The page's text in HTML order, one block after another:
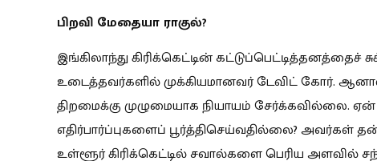
பிறவி மேதையா ராகுல்?
இங்கிலாந்து கிரிக்கெட்டின் கட்டுப்பெட்டித்தனத்தைச்
உடைத்தவர்களில் முக்கியமானவர் டேவிட் கோர்.
திறமைக்கு முழுமையாக நியாயம் சேர்க்கவில்லை.
எதிர்பார்ப்புகளைப் பூர்த்திசெய்வதில்லை? அவர்கள்
உள்ளூர் கிரிக்கெட்டில் சவால்களை பெரிய அளவில்